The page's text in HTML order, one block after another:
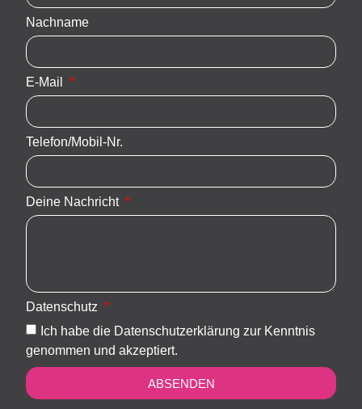
Nachname
E-Mail
Telefon/Mobil-Nr.
Deine Nachricht
Datenschutz
Ich habe die Datenschutzerklärung zur Kenntnis
genommen und akzeptiert.
ABSENDEN